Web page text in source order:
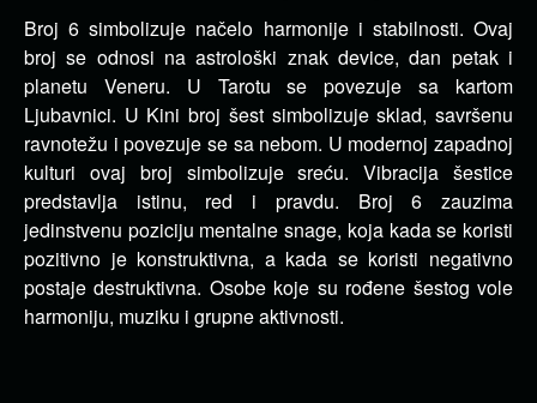
Broj 6 simbolizuje načelo harmonije i stabilnosti. Ovaj
broj se odnosi na astrološki znak device, dan petak i
planetu Veneru. U Tarotu se povezuje sa kartom
Ljubavnici. U Kini broj šest simbolizuje sklad, savršenu
ravnotežu i povezuje se sa nebom. U modernoj zapadnoj
kulturi ovaj broj simbolizuje sreću. Vibracija šestice
predstavlja istinu, red i pravdu. Broj 6 zauzima
jedinstvenu poziciju mentalne snage, koja kada se koristi
pozitivno je konstruktivna, a kada se koristi negativno
postaje destruktivna. Osobe koje su rođene šestog vole
harmoniju, muziku i grupne aktivnosti.